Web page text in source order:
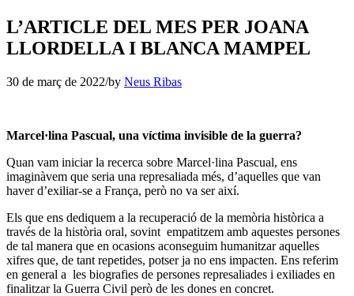
L’ARTICLE DEL MES PER JOANA
LLORDELLA I BLANCA MAMPEL
30 de març de 2022/by Neus Ribas
Marcel·lina Pascual, una víctima invisible de la guerra?
Quan vam iniciar la recerca sobre Marcel·lina Pascual, ens
imaginàvem que seria una represaliada més, d’aquelles que van
haver d’exiliar-se a França, però no va ser així.
Els que ens dediquem a la recuperació de la memòria històrica a
través de la història oral, sovint empatitzem amb aquestes persones
de tal manera que en ocasions aconseguim humanitzar aquelles
xifres que, de tant repetides, potser ja no ens impacten. Ens referim
en general a les biografies de persones represaliades i exiliades en
finalitzar la Guerra Civil però de les dones en concret.